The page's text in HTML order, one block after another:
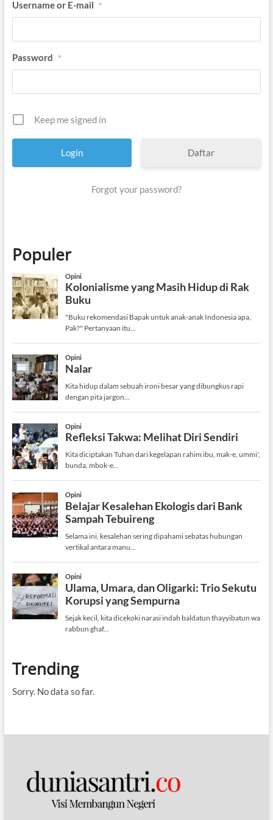
i
n
g
r
Username or E-mail *
Password *
Keep me signed in
Daftar
Forgot your password?
Populer
Trending
Sorry. No data so far.